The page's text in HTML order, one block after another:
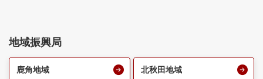
地域振興局
鹿角地域 北秋田地域